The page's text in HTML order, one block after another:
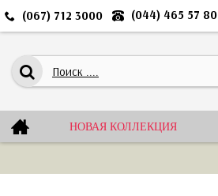
(067) 712 3000 (044) 465 57 80
НОВАЯ КОЛЛЕКЦИЯ